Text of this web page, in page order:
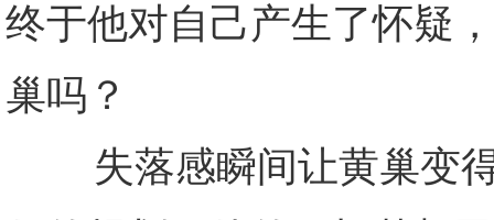
终于他对自己产生了怀疑
巢吗？
失落感瞬间让黄巢变得